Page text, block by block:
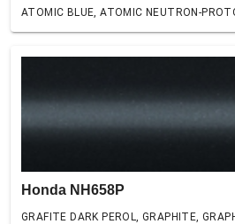
ATOMIC BLUE, ATOMIC NEUTRON-
Honda NH658P
GRAFITE DARK PEROL, GRAPHITE,